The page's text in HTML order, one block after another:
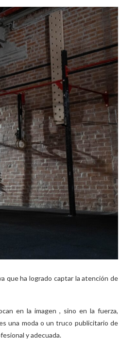
que ha logrado captar la atención de
en la imagen , sino en la fuerza,
una moda o un truco publicitario de
y adecuada.